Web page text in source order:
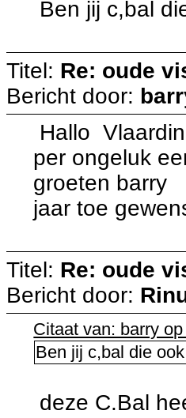
Ben jij c,bal
Titel: Re: oude
Bericht door:
Hallo
per ongeluk
groeten barry
jaar toe
Titel: Re: oude
Bericht door:
Citaat van: barry
Ben jij c,bal die
deze C.Bal